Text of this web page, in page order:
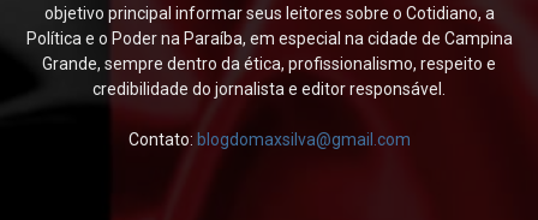
objetivo principal informar seus leitores sobre o Cotidiano, a
Política e o Poder na Paraíba, em especial na cidade de Campina
Grande, sempre dentro da ética, profissionalismo, respeito e
credibilidade do jornalista e editor responsável.
Contato: blogdomaxsilva@gmail.com